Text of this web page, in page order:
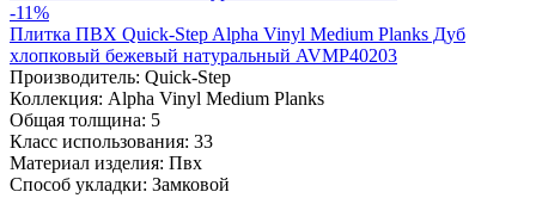
-11%
Плитка ПВХ Quick-Step Alpha Vinyl Medium Planks Дуб
хлопковый бежевый натуральный AVMP40203
Производитель: Quick-Step
Коллекция: Alpha Vinyl Medium Planks
Общая толщина: 5
Класс использования: 33
Материал изделия: Пвх
Способ укладки: Замковой